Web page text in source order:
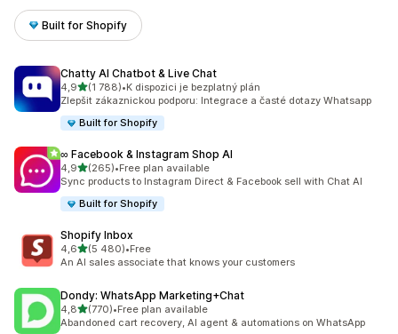
Built for Shopify
Chatty AI Chatbot & Live Chat
4,9z 5 hvězd
(1 788)
Celkový počet recenzí: 1788
•K dispozici je bezplatný plán
Zlepšit zákaznickou podporu: Integrace a časté dotazy Whatsapp
Built for Shopify
∞ Facebook & Instagram Shop AI
4,9z 5 hvězd
(265)
Celkový počet recenzí: 265
•Free plan available
Sync products to Instagram Direct & Facebook sell with Chat AI
Built for Shopify
Shopify Inbox
4,6z 5 hvězd
(5 480)
Celkový počet recenzí: 5480
•Free
An AI sales associate that knows your customers
Dondy: WhatsApp Marketing+Chat
4,8z 5 hvězd
(770)
Celkový počet recenzí: 770
•Free plan available
Abandoned cart recovery, AI agent & automations on WhatsApp